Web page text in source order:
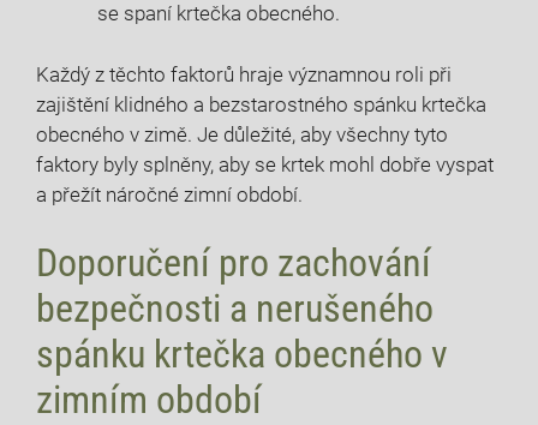
se spaní krtečka obecného.
Každý z těchto faktorů hraje významnou roli při
zajištění klidného a bezstarostného spánku krtečka
obecného v zimě. Je důležité, aby všechny tyto
faktory byly splněny, aby se krtek mohl dobře vyspat
a přežít náročné zimní období.
Doporučení pro zachování
bezpečnosti a nerušeného
spánku krtečka obecného v
zimním období